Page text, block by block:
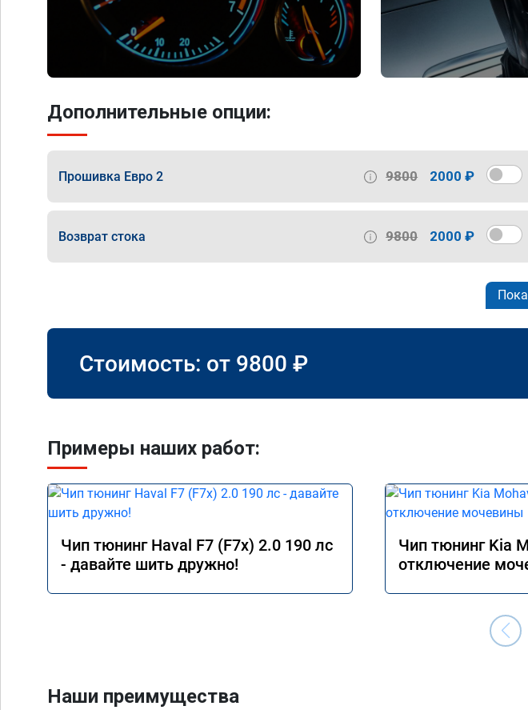
Дополнительные опции:
Прошивка Евро 2 9800 2000 ₽
Возврат стока 9800 2000 ₽
Стоимость: от 9800 ₽
Примеры наших работ:
Чип тюнинг Haval F7 (F7x) 2.0 190 лс
- давайте шить дружно!
Чип тюнинг Kia
отключение
Наши преимущества